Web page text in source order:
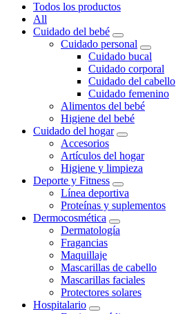
Todos los productos
All
Cuidado del bebé
Cuidado personal
Cuidado bucal
Cuidado corporal
Cuidado del cabello
Cuidado femenino
Alimentos del bebé
Higiene del bebé
Cuidado del hogar
Accesorios
Artículos del hogar
Higiene y limpieza
Deporte y Fitness
Línea deportiva
Proteínas y suplementos
Dermocosmética
Dermatología
Fragancias
Maquillaje
Mascarillas de cabello
Mascarillas faciales
Protectores solares
Hospitalario